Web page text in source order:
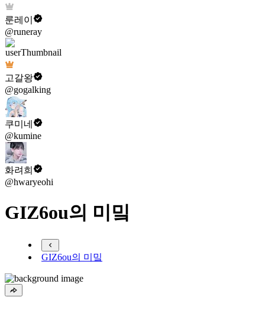
룬레이
@runeray
고갈왕
@gogalking
쿠미네
@kumine
화려희
@hwaryeohi
GIZ6ou의 미밐
GIZ6ou의 미밐